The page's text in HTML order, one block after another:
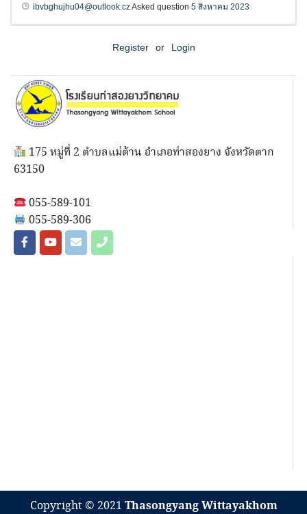
ibvbghujhu04@outlook.czAsked question 5 สิงหาคม 2023
Register or Login
175 หมู่ที่ 2 ตำบลแม่ต้าน อำเภอท่าสองยาง จังหวัดตาก
63150
055-589-101
055-589-306
Copyright © 2021 Thasongyang Wittayakhom